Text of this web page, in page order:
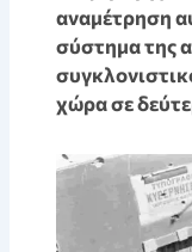
αναμέτρηση
σύστημα της
χώρα σε